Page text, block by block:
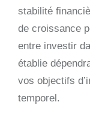
stabilité
de croissance
entre investir
établie
vos objectifs
temporel.